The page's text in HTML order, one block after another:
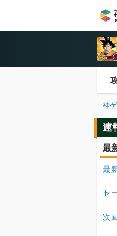
神
速
最
最
セ
次